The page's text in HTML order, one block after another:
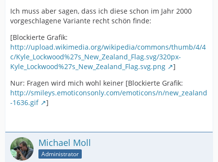
Ich muss aber sagen, dass ich diese schon im Jahr 2000
vorgeschlagene Variante recht schön finde:
[Blockierte Grafik:
http://upload.wikimedia.org/wikipedia/commons/thumb/4/4
c/Kyle_Lockwood%27s_New_Zealand_Flag.svg/320px-
Kyle_Lockwood%27s_New_Zealand_Flag.svg.png
]
Nur: Fragen wird mich wohl keiner [Blockierte Grafik:
http://smileys.emoticonsonly.com/emoticons/n/new_zealand
-1636.gif
]
Michael Moll
Administrator